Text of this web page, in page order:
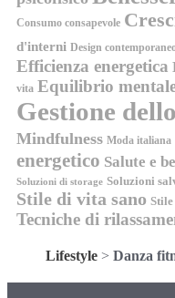
Consumo consapevole
d'interni Design
Efficienza energetica
vita Equilibrio
Gestione
Mindfulness Moda italiana
energetico Salute e
Soluzioni di storage Soluzioni
Stile di vita sano
Tecniche di
Lifestyle> Danza